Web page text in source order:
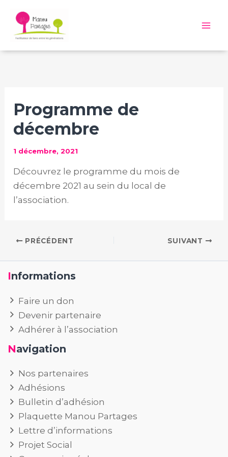
contenu
Programme de
décembre
1 décembre, 2021
Découvrez le programme du mois de
décembre 2021 au sein du local de
l’association.
PRÉCÉDENT SUIVANT
Informations
Faire un don
Devenir partenaire
Adhérer à l’association
Navigation
Nos partenaires
Adhésions
Bulletin d’adhésion
Plaquette Manou Partages
Lettre d’informations
Projet Social